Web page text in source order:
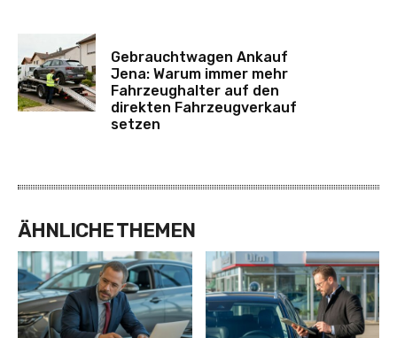
Gebrauchtwagen Ankauf
Jena: Warum immer mehr
Fahrzeughalter auf den
direkten Fahrzeugverkauf
setzen
ÄHNLICHE THEMEN